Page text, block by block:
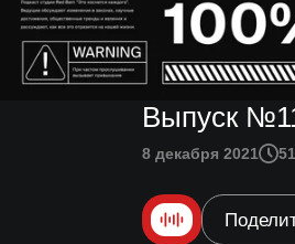
Выпуск
8 декабря 2021